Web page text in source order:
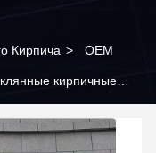
Кирпича > OEM
кирпичные